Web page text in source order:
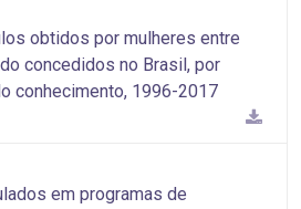
obtidos por mulheres entre
concedidos no Brasil, por
conhecimento, 1996-2017
em programas de